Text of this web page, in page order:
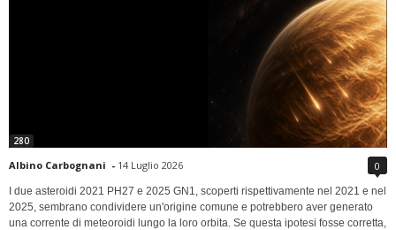
280
Albino Carbognani - 14 Luglio 2026 0
I due asteroidi 2021 PH27 e 2025 GN1, scoperti rispettivamente nel 2021 e nel
2025, sembrano condividere un'origine comune e potrebbero aver generato
una corrente di meteoroidi lungo la loro orbita. Se questa ipotesi fosse corretta,